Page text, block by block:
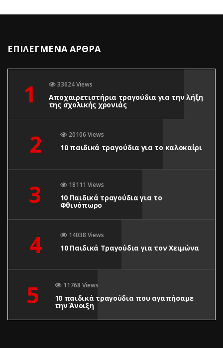
ΕΠΙΛΕΓΜΕΝΑ ΑΡΘΡΑ
1 33624 Views
Αποχαιρετιστήρια τραγούδια για την λήξη
της σχολικής χρονιάς
2 20106 Views
10 παιδικά τραγούδια για το καλοκαίρι
3 18111 Views
10 Παιδικά τραγούδια για το
Φθινόπωρο
4 14038 Views
10 Παιδικά Τραγούδια για τον Χειμώνα
5 11768 Views
10 παιδικά τραγούδια που αγαπήσαμε
την Άνοιξη